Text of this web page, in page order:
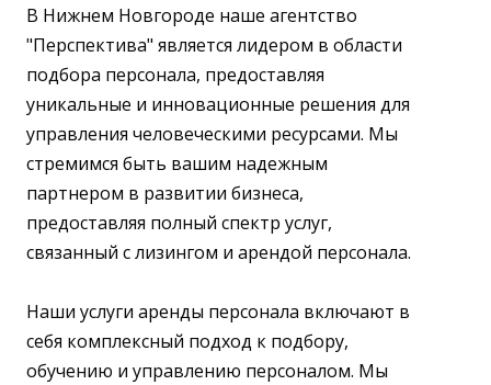
В Нижнем Новгороде наше агентство
"Перспектива" является лидером в области
подбора персонала, предоставляя
уникальные и инновационные решения для
управления человеческими ресурсами. Мы
стремимся быть вашим надежным
партнером в развитии бизнеса,
предоставляя полный спектр услуг,
связанный с лизингом и арендой персонала.
Наши услуги аренды персонала включают в
себя комплексный подход к подбору,
обучению и управлению персоналом. Мы